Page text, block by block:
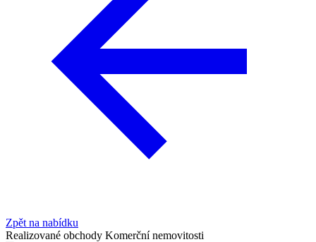
Zpět na nabídku
Realizované obchody Komerční nemovitosti